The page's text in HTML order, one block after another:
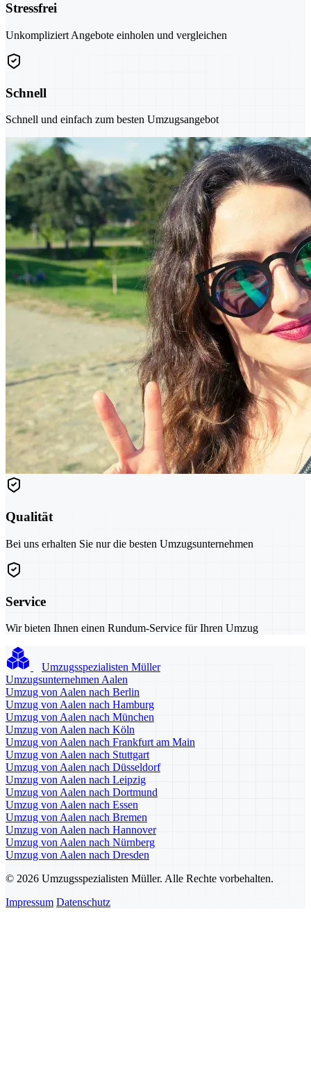
Stressfrei
Unkompliziert Angebote einholen und vergleichen
Schnell
Schnell und einfach zum besten Umzugsangebot
Qualität
Bei uns erhalten Sie nur die besten Umzugsunternehmen
Service
Wir bieten Ihnen einen Rundum-Service für Ihren Umzug
Umzugsspezialisten Müller
Umzugsunternehmen Aalen
Umzug von Aalen nach Berlin
Umzug von Aalen nach Hamburg
Umzug von Aalen nach München
Umzug von Aalen nach Köln
Umzug von Aalen nach Frankfurt am Main
Umzug von Aalen nach Stuttgart
Umzug von Aalen nach Düsseldorf
Umzug von Aalen nach Leipzig
Umzug von Aalen nach Dortmund
Umzug von Aalen nach Essen
Umzug von Aalen nach Bremen
Umzug von Aalen nach Hannover
Umzug von Aalen nach Nürnberg
Umzug von Aalen nach Dresden
© 2026 Umzugsspezialisten Müller. Alle Rechte vorbehalten.
Impressum Datenschutz